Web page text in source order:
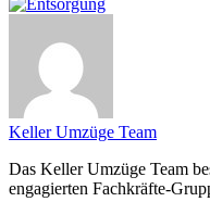
Keller Umzüge Team
Das Keller Umzüge Team
engagierten Fachkräfte-